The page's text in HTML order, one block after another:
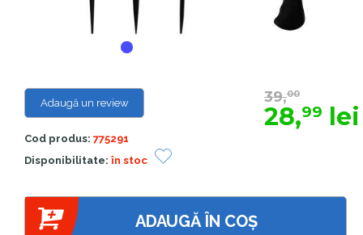
Adaugă un review
Cod produs:775291
Disponibilitate: în stoc
39,00
28,99 lei
ADAUGĂ ÎN COȘ